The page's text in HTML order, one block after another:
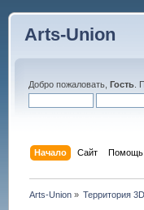
Arts-Union
Добро пожаловать, Гость.
Начало Сайт Помощь
Arts-Union » Территория